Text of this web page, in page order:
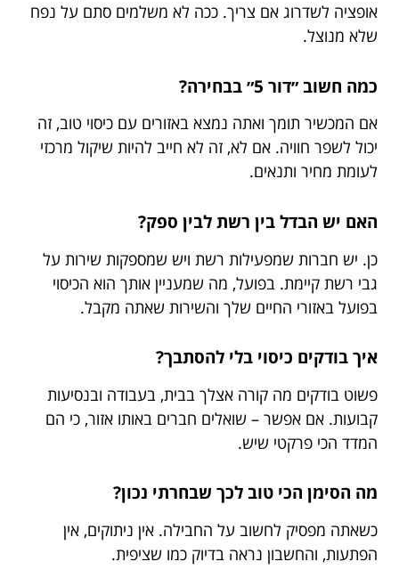
אופציה לשדרוג אם צריך. ככה לא משלמים סתם על נפח
שלא מנוצל.
כמה חשוב ״דור 5״ בבחירה?
אם המכשיר תומך ואתה נמצא באזורים עם כיסוי טוב, זה
יכול לשפר חוויה. אם לא, זה לא חייב להיות שיקול מרכזי
לעומת מחיר ותנאים.
האם יש הבדל בין רשת לבין ספק?
כן. יש חברות שמפעילות רשת ויש שמספקות שירות על
גבי רשת קיימת. בפועל, מה שמעניין אותך הוא הכיסוי
בפועל באזורי החיים שלך והשירות שאתה מקבל.
איך בודקים כיסוי בלי להסתבך?
פשוט בודקים מה קורה אצלך בבית, בעבודה ובנסיעות
קבועות. אם אפשר – שואלים חברים באותו אזור, כי הם
המדד הכי פרקטי שיש.
מה הסימן הכי טוב לכך שבחרתי נכון?
כשאתה מפסיק לחשוב על החבילה. אין ניתוקים, אין
הפתעות, והחשבון נראה בדיוק כמו שציפית.